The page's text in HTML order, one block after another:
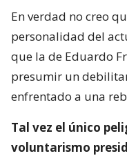
En verdad no creo
personalidad del
que la de Eduardo
presumir un
enfrentado a una
Tal vez el único
voluntarismo